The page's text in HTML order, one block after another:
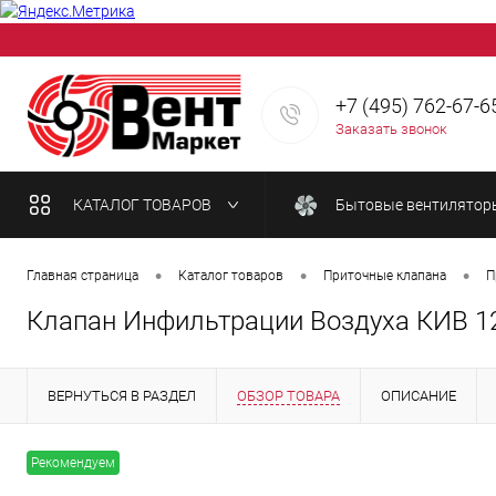
+7 (495) 762-67-
Заказать звонок
КАТАЛОГ ТОВАРОВ Бытовые
Решётки
Вентиляторы
Кухонные вытяжки
Расходные
Главная страница • Каталог товаров • Приточные клапана •
Клапан Инфильтрации Воздуха КИВ
ВЕРНУТЬСЯ В РАЗДЕЛ ОБЗОР ТОВАРА ОПИСАНИЕ
Рекомендуем